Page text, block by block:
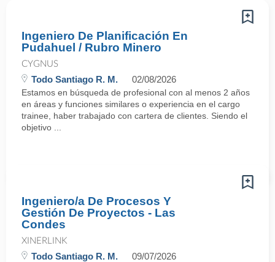
Ingeniero De Planificación En
Pudahuel / Rubro Minero
CYGNUS
Todo Santiago R. M. 02/08/2026
Estamos en búsqueda de profesional con al menos 2 años
en áreas y funciones similares o experiencia en el cargo
trainee, haber trabajado con cartera de clientes. Siendo el
objetivo ...
Ingeniero/a De Procesos Y
Gestión De Proyectos - Las
Condes
XINERLINK
Todo Santiago R. M. 09/07/2026